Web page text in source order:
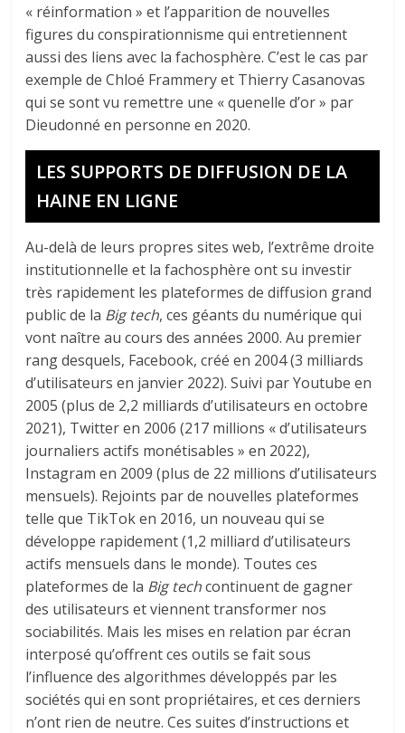
« réinformation » et l’apparition de nouvelles
figures du conspirationnisme qui entretiennent
aussi des liens avec la fachosphère. C’est le cas par
exemple de Chloé Frammery et Thierry Casanovas
qui se sont vu remettre une « quenelle d’or » par
Dieudonné en personne en 2020.
LES SUPPORTS DE DIFFUSION DE LA
HAINE EN LIGNE
Au-delà de leurs propres sites web, l’extrême droite
institutionnelle et la fachosphère ont su investir
très rapidement les plateformes de diffusion grand
public de la Big tech, ces géants du numérique qui
vont naître au cours des années 2000. Au premier
rang desquels, Facebook, créé en 2004 (3 milliards
d’utilisateurs en janvier 2022). Suivi par Youtube en
2005 (plus de 2,2 milliards d’utilisateurs en octobre
2021), Twitter en 2006 (217 millions « d’utilisateurs
journaliers actifs monétisables » en 2022),
Instagram en 2009 (plus de 22 millions d’utilisateurs
mensuels). Rejoints par de nouvelles plateformes
telle que TikTok en 2016, un nouveau qui se
développe rapidement (1,2 milliard d’utilisateurs
actifs mensuels dans le monde). Toutes ces
plateformes de la Big techcontinuent de gagner
des utilisateurs et viennent transformer nos
sociabilités. Mais les mises en relation par écran
interposé qu’offrent ces outils se fait sous
l’influence des algorithmes développés par les
sociétés qui en sont propriétaires, et ces derniers
n’ont rien de neutre. Ces suites d’instructions et